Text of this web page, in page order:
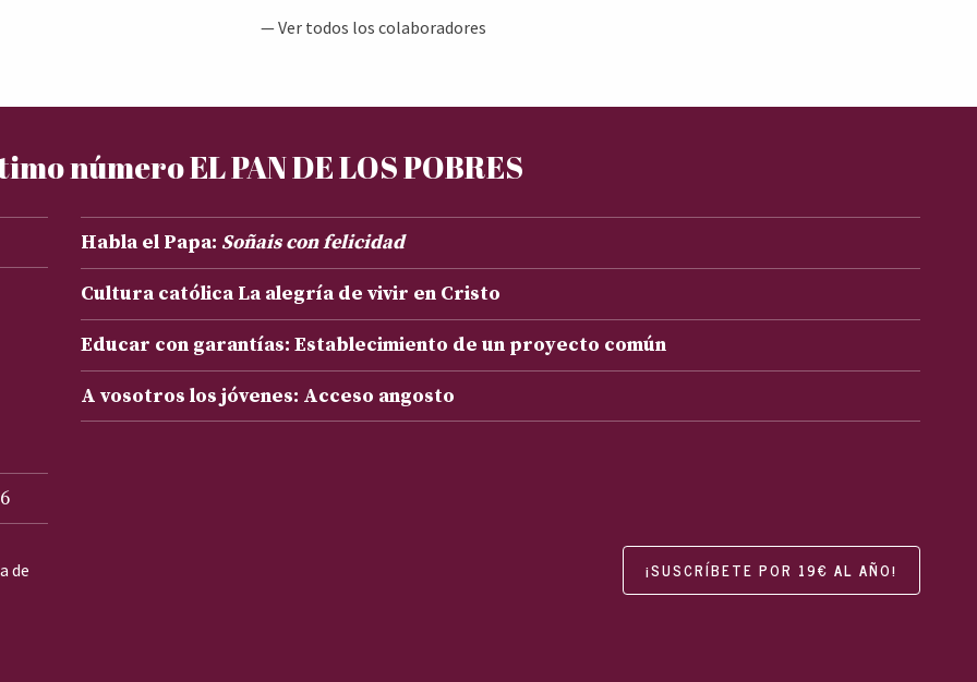
— Ver todos los colaboradores
número EL PAN DE LOS POBRES
Habla el Papa: Soñais con felicidad
Cultura católica La alegría de vivir en Cristo
Educar con garantías: Establecimiento de un proyecto común
A vosotros los jóvenes: Acceso angosto
de ¡SUSCRÍBETE POR 19€ AL AÑO!